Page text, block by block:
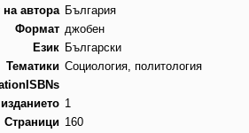
автора България
Формат джобен
Език Български
Тематики Социология, политология
1
Страници 160